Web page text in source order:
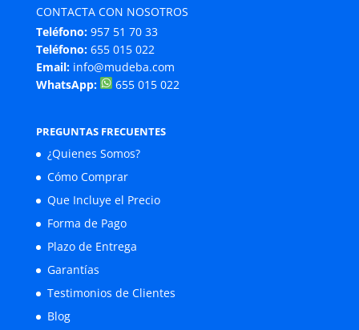
CONTACTA CON NOSOTROS
Teléfono: 957 51 70 33
Teléfono: 655 015 022
Email: info@mudeba.com
WhatsApp:
655 015 022
PREGUNTAS FRECUENTES
¿Quienes Somos?
Cómo Comprar
Que Incluye el Precio
Forma de Pago
Plazo de Entrega
Garantías
Testimonios de Clientes
Blog